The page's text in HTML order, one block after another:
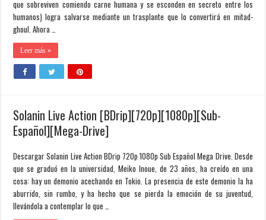
que sobreviven comiendo carne humana y se esconden en secreto entre los
humanos) logra salvarse mediante un trasplante que lo convertirá en mitad-
ghoul. Ahora …
Leer más »
Solanin Live Action [BDrip][720p][1080p][Sub-
Español][Mega-Drive]
Descargar Solanin Live Action BDrip 720p 1080p Sub Español Mega Drive. Desde
que se graduó en la universidad, Meiko Inoue, de 23 años, ha creído en una
cosa: hay un demonio acechando en Tokio. La presencia de este demonio la ha
aburrido, sin rumbo, y ha hecho que se pierda la emoción de su juventud,
llevándola a contemplar lo que …